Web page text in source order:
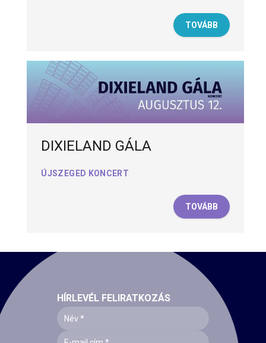
TOVÁBB
DIXIELAND GÁLA
ÚJSZEGED KONCERT
TOVÁBB
HÍRLEVÉL FELIRATKOZÁS